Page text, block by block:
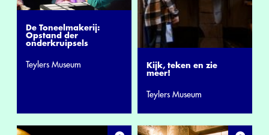
De Toneelmakerij:
Opstand der
onderkruipsels
Teylers Museum
Kijk, teken en zie
meer!
Teylers Museum